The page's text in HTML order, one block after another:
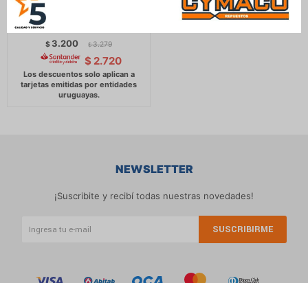
BIELA GREAT WALL
WINGLE 6 / 7 POER 2.0 TD -
$ 3.200 $ 3.279
$ 2.720
NEWSLETTER
¡Suscribite y recibí todas nuestras novedades!
SUSCRIBIRME